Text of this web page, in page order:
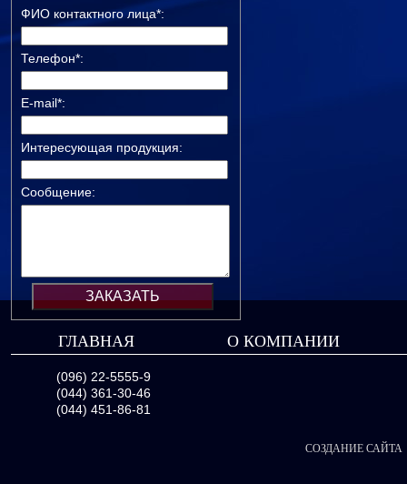
ФИО контактного лица*:
Телефон*:
E-mail*:
Интересующая продукция:
Сообщение:
ГЛАВНАЯ О КОМПАНИИ
(096) 22-5555-9
(044) 361-30-46
(044) 451-86-81
СОЗДАНИЕ САЙТА